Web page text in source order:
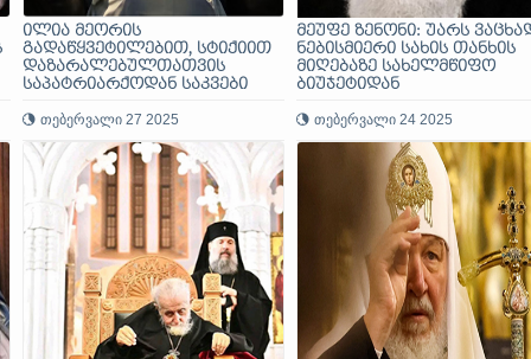
ილია მეორის
გადაწყვეტილებით, სტიქიით
დაზარალებულთათვის
საპატრიარქოდან საკვები
მედიკამენტები, თბილი
გადასაფარებლები
გაიგზავნება
თებერვალი 27 2025
მეუფე ზენონი: უარს
ნებისმიერი სახის თანხის
მიღებაზე სახელმწიფო
ბიუჯეტიდან
თებერვალი 24 2025